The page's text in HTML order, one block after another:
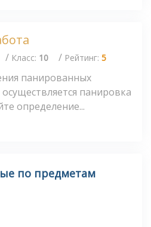
/ Класс: 10 / Рейтинг: 5
панированных
панировка
определение...
по предметам